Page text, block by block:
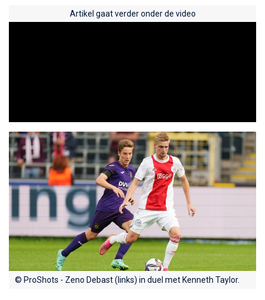
Artikel gaat verder onder de video
© ProShots - Zeno Debast (links) in duel met Kenneth Taylor.